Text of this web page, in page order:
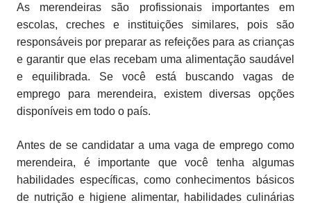
As merendeiras são profissionais importantes em
escolas, creches e instituições similares, pois são
responsáveis por preparar as refeições para as crianças
e garantir que elas recebam uma alimentação saudável
e equilibrada. Se você está buscando vagas de
emprego para merendeira, existem diversas opções
disponíveis em todo o país.
Antes de se candidatar a uma vaga de emprego como
merendeira, é importante que você tenha algumas
habilidades específicas, como conhecimentos básicos
de nutrição e higiene alimentar, habilidades culinárias